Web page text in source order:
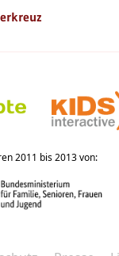
2011 bis 2013 von: